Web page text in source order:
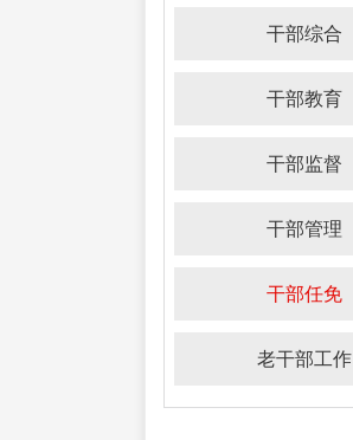
干部综合
干部教育
干部监督
干部管理
干部任免
老干部工作